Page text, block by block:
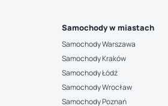
Samochody w miastach
Samochody Warszawa
Samochody Kraków
Samochody Łódź
Samochody Wrocław
Samochody Poznań